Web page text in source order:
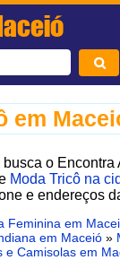
em
busca o
Moda Tricô na
e endereços
Feminina em
em Maceió »
e Camisolas em